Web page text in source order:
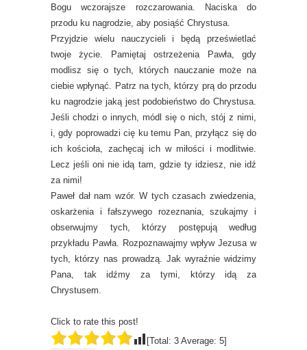
Bogu wczorajsze rozczarowania. Naciska do
przodu ku nagrodzie, aby posiąść Chrystusa.
Przyjdzie wielu nauczycieli i będą prześwietlać
twoje życie. Pamiętaj ostrzeżenia Pawła, gdy
modlisz się o tych, których nauczanie może na
ciebie wpłynąć. Patrz na tych, którzy prą do przodu
ku nagrodzie jaką jest podobieństwo do Chrystusa.
Jeśli chodzi o innych, módl się o nich, stój z nimi,
i, gdy poprowadzi cię ku temu Pan, przyłącz się do
ich kościoła, zachęcaj ich w miłości i modlitwie.
Lecz jeśli oni nie idą tam, gdzie ty idziesz, nie idź
za nimi!
Paweł dał nam wzór. W tych czasach zwiedzenia,
oskarżenia i fałszywego rozeznania, szukajmy i
obserwujmy tych, którzy postępują według
przykładu Pawła. Rozpoznawajmy wpływ Jezusa w
tych, którzy nas prowadzą. Jak wyraźnie widzimy
Pana, tak idźmy za tymi, którzy idą za
Chrystusem.
Click to rate this post!
[Total: 3 Average: 5]